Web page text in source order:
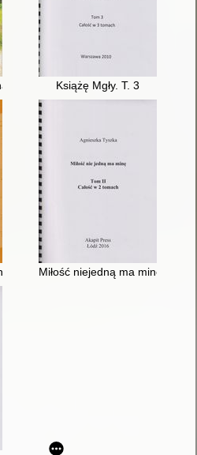
: wspomnienie o profesorze
Książę Mgły. T. 3
T. 4
Miłość niejedną ma minę. T. 2